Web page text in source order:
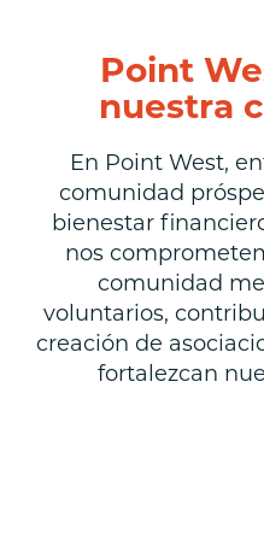
Point
nuestra
En Point West,
comunidad
bienestar
nos
comunidad
voluntarios,
creación de
fortalezcan